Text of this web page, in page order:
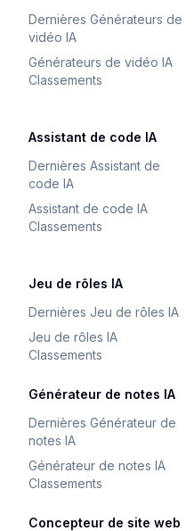
Dernières Générateurs de
vidéo IA
Générateurs de vidéo IA
Classements
Assistant de code IA
Dernières Assistant de
code IA
Assistant de code IA
Classements
Jeu de rôles IA
Dernières Jeu de rôles IA
Jeu de rôles IA
Classements
Générateur de notes IA
Dernières Générateur de
notes IA
Générateur de notes IA
Classements
Concepteur de site web